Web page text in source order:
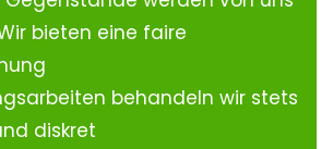
bieten eine faire
behandeln wir stets
diskret